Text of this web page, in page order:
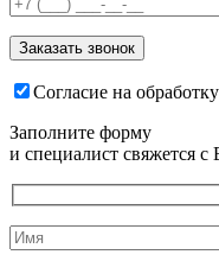
Согласие на
Заполните форму
и специалист свяжется с